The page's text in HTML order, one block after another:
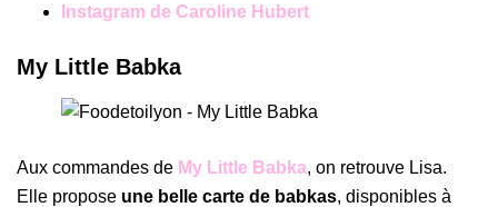
Instagram de Caroline Hubert
My Little Babka
Aux commandes de My Little Babka, on retrouve Lisa.
Elle propose une belle carte de babkas, disponibles à